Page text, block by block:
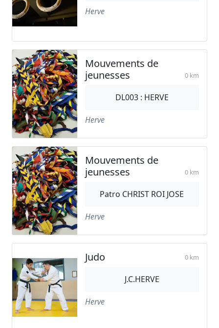
Herve
Mouvements de
jeunesses
0 km
DL003 : HERVE
Herve
Mouvements de
jeunesses
0 km
Patro CHRIST ROI JOSE
Herve
Judo 0 km
J.C.HERVE
Herve